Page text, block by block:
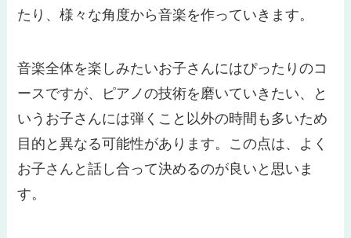
たり、様々な角度から音楽を作っていきます。
音楽全体を楽しみたいお子さんにはぴったりのコ
ースですが、ピアノの技術を磨いていきたい、と
いうお子さんには弾くこと以外の時間も多いため
目的と異なる可能性があります。この点は、よく
お子さんと話し合って決めるのが良いと思いま
す。